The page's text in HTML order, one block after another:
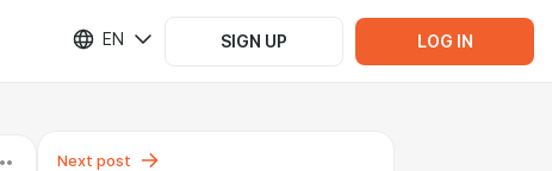
EN SIGN UP LOG IN
Next post